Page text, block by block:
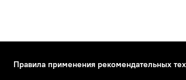
Правила применения рекомендательных